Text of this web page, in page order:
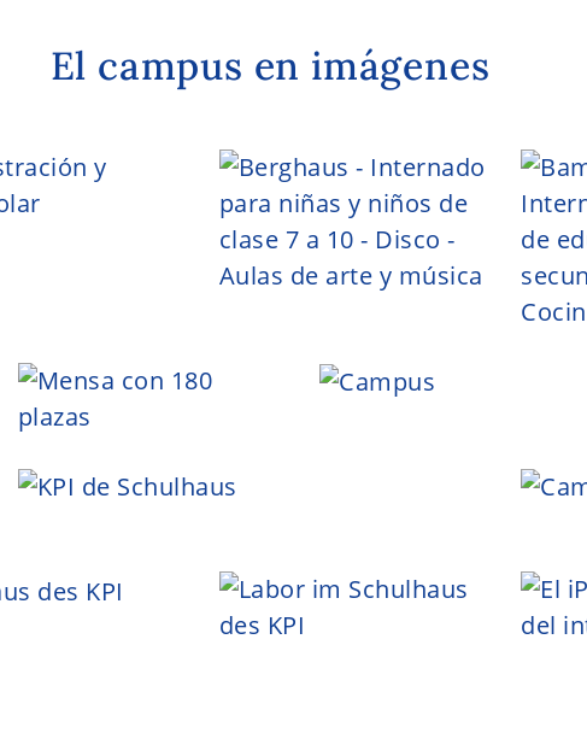
El campus en imágenes